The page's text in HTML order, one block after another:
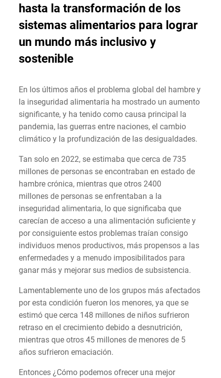
hasta la transformación de los
sistemas alimentarios para lograr
un mundo más inclusivo y
sostenible
En los últimos años el problema global del hambre y
la inseguridad alimentaria ha mostrado un aumento
significante, y ha tenido como causa principal la
pandemia, las guerras entre naciones, el cambio
climático y la profundización de las desigualdades.
Tan solo en 2022, se estimaba que cerca de 735
millones de personas se encontraban en estado de
hambre crónica, mientras que otros 2400
millones de personas se enfrentaban a la
inseguridad alimentaria, lo que significaba que
carecían de acceso a una alimentación suficiente y
por consiguiente estos problemas traían consigo
individuos menos productivos, más propensos a las
enfermedades y a menudo imposibilitados para
ganar más y mejorar sus medios de subsistencia.
Lamentablemente uno de los grupos más afectados
por esta condición fueron los menores, ya que se
estimó que cerca 148 millones de niños sufrieron
retraso en el crecimiento debido a desnutrición,
mientras que otros 45 millones de menores de 5
años sufrieron emaciación.
Entonces ¿Cómo podemos ofrecer una mejor